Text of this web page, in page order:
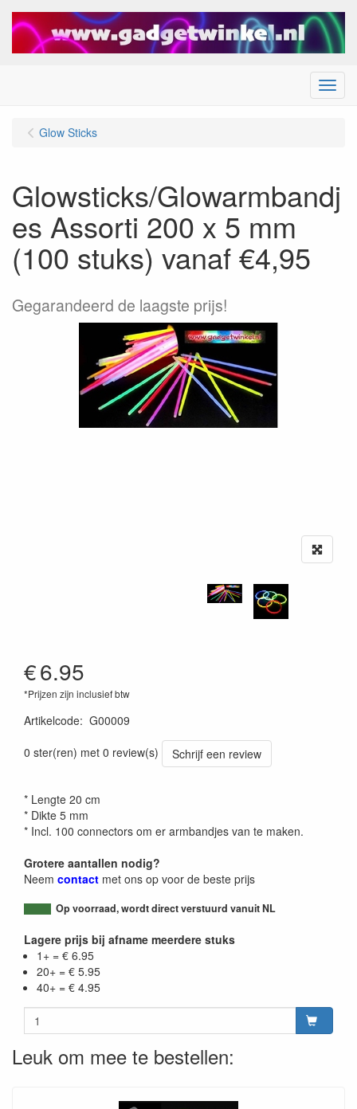
Menu
Glow Sticks
Glowsticks/Glowarmbandj
es Assorti 200 x 5 mm
(100 stuks) vanaf €4,95
Gegarandeerd de laagste prijs!
€6.95
*Prijzen zijn inclusief btw
Artikelcode: G00009
0 ster(ren) met 0 review(s)
Schrijf een review
* Lengte 20 cm
* Dikte 5 mm
* Incl. 100 connectors om er armbandjes van te maken.
Grotere aantallen nodig?
Neem contact met ons op voor de beste prijs
Op voorraad, wordt direct verstuurd vanuit NL
Lagere prijs bij afname meerdere stuks
1+ = € 6.95
20+ = € 5.95
40+ = € 4.95
Leuk om mee te bestellen: